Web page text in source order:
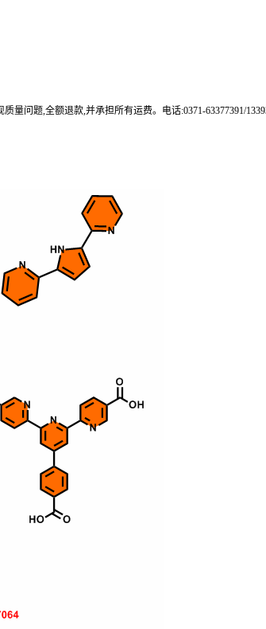
问题,全额退款,并承担所有运费。电话:0371-63377391/